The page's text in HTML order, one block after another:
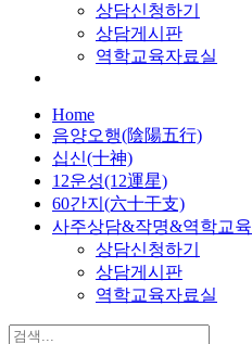
상담신청하기
상담게시판
역학교육자료실
Home
음양오행(陰陽五行)
십신(十神)
12운성(12運星)
60간지(六十干支)
사주상담&작명&역학교육
상담신청하기
상담게시판
역학교육자료실
검